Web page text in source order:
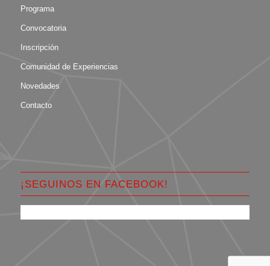
Programa
Convocatoria
Inscripción
Comunidad de Experiencias
Novedades
Contacto
¡SEGUINOS EN FACEBOOK!